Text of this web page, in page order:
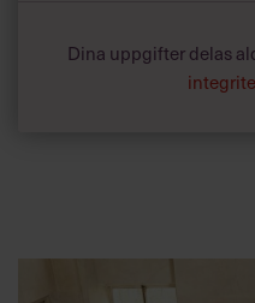
Dina uppgifter delas